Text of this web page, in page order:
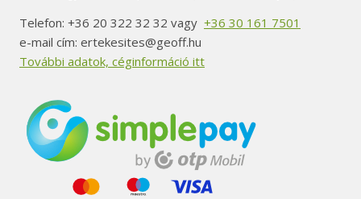
Telefon: +36 20 322 32 32 vagy +36 30 161 7501
e-mail cím: ertekesites@geoff.hu
További adatok, céginformáció itt